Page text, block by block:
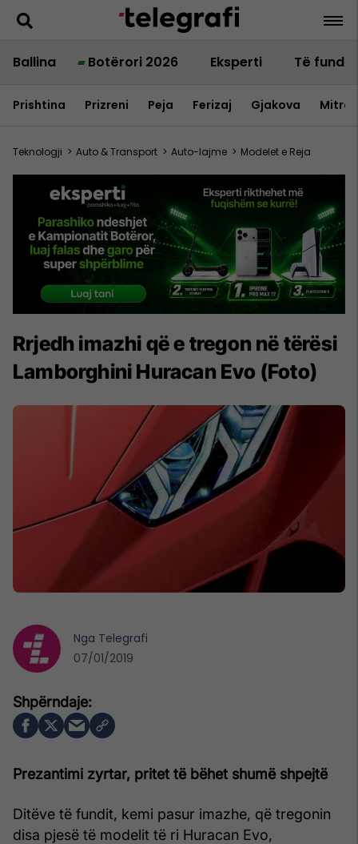
Ballina Botërori 2026 Eksperti Të fundit
Prishtina Prizreni Peja Ferizaj Gjakova
Teknologji > Auto & Transport > Auto-lajme > Modelet e Reja
Rrjedh imazhi që e tregon në tërësi
Lamborghini Huracan Evo (Foto)
Prezantimi zyrtar, pritet të bëhet shumë shpejtë
Ditëve të fundit, kemi pasur imazhe, që tregonin
disa pjesë të modelit të ri Huracan Evo,
Nga Telegrafi
07/01/2019